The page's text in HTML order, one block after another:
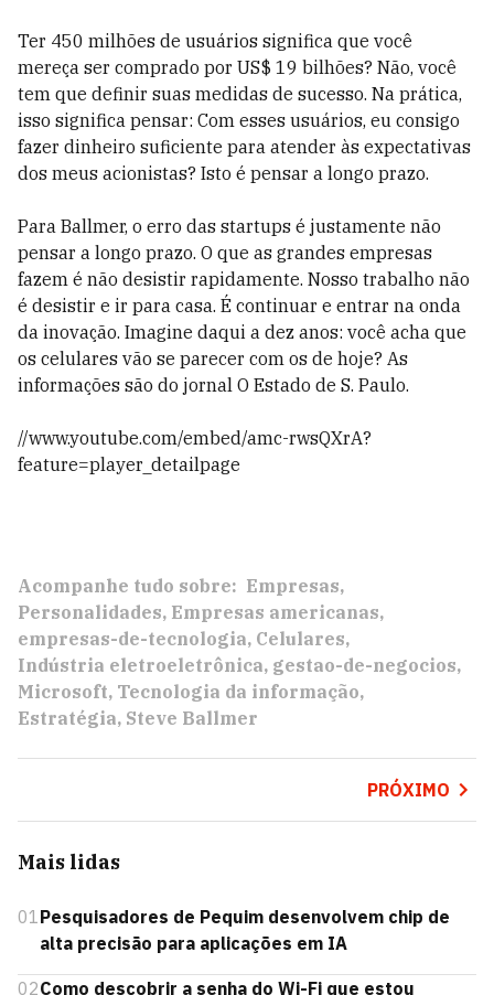
Ter 450 milhões de usuários significa que você
mereça ser comprado por US$ 19 bilhões? Não, você
tem que definir suas medidas de sucesso. Na prática,
isso significa pensar: Com esses usuários, eu consigo
fazer dinheiro suficiente para atender às expectativas
dos meus acionistas? Isto é pensar a longo prazo.
Para Ballmer, o erro das startups é justamente não
pensar a longo prazo. O que as grandes empresas
fazem é não desistir rapidamente. Nosso trabalho não
é desistir e ir para casa. É continuar e entrar na onda
da inovação. Imagine daqui a dez anos: você acha que
os celulares vão se parecer com os de hoje? As
informações são do jornal O Estado de S. Paulo.
//www.youtube.com/embed/amc-rwsQXrA?
feature=player_detailpage
Acompanhe tudo sobre: Empresas
Personalidades Empresas americanas
empresas-de-tecnologia Celulares
Indústria eletroeletrônica gestao-de-negocios
Microsoft Tecnologia da informação
Estratégia Steve Ballmer
PRÓXIMO
Mais lidas
01Pesquisadores de Pequim desenvolvem chip de
alta precisão para aplicações em IA
02Como descobrir a senha do Wi-Fi que estou